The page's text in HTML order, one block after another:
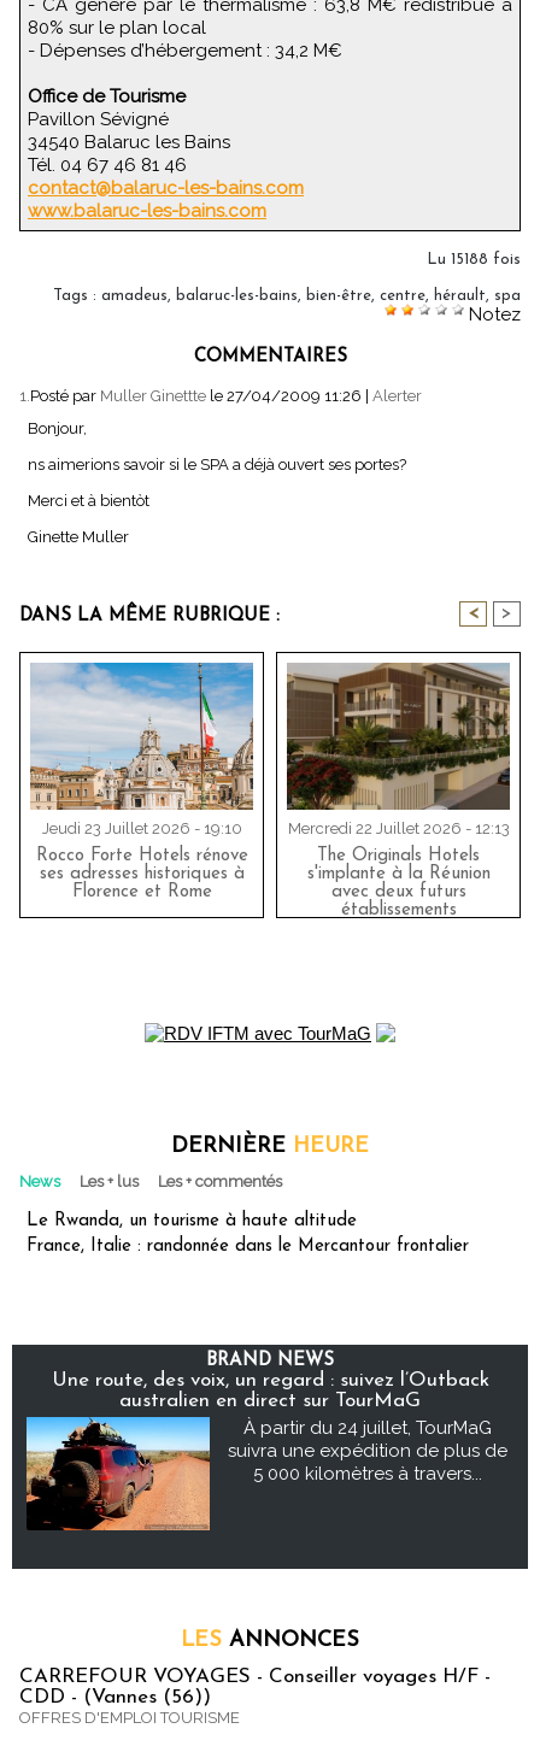
- CA généré par le thermalisme : 63,8 M€ redistribué à
80% sur le plan local
- Dépenses d’hébergement : 34,2 M€
Office de Tourisme
Pavillon Sévigné
34540 Balaruc les Bains
Tél. 04 67 46 81 46
contact@balaruc-les-bains.com
www.balaruc-les-bains.com
Lu 15188 fois
Tags : amadeus, balaruc-les-bains, bien-être, centre, hérault, spa
Notez
COMMENTAIRES
1.Posté par Muller Ginettte le 27/04/2009 11:26
Alerter
Bonjour,
ns aimerions savoir si le SPA a déjà ouvert ses portes?
Merci et à bientòt
Ginette Muller
DANS LA MÊME RUBRIQUE : < >
Jeudi 23 Juillet 2026 - 19:10
Rocco Forte Hotels rénove
ses adresses historiques à
Florence et Rome
Mercredi 22 Juillet 2026 - 12:13
The Originals Hotels
s'implante à la Réunion
avec deux futurs
établissements
DERNIÈRE HEURE
News Les + lus Les + commentés
Le Rwanda, un tourisme à haute altitude
France, Italie : randonnée dans le Mercantour frontalier
BRAND NEWS
Une route, des voix, un regard : suivez l’Outback
australien en direct sur TourMaG
À partir du 24 juillet, TourMaG
suivra une expédition de plus de
5 000 kilomètres à travers...
LES ANNONCES
CARREFOUR VOYAGES - Conseiller voyages H/F -
CDD - (Vannes (56))
OFFRES D'EMPLOI TOURISME